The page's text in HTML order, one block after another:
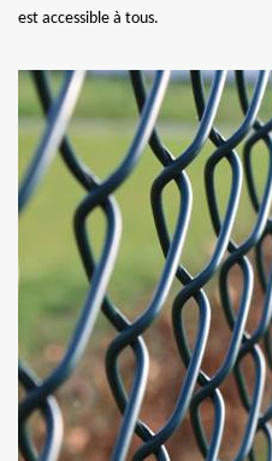
est accessible à tous.